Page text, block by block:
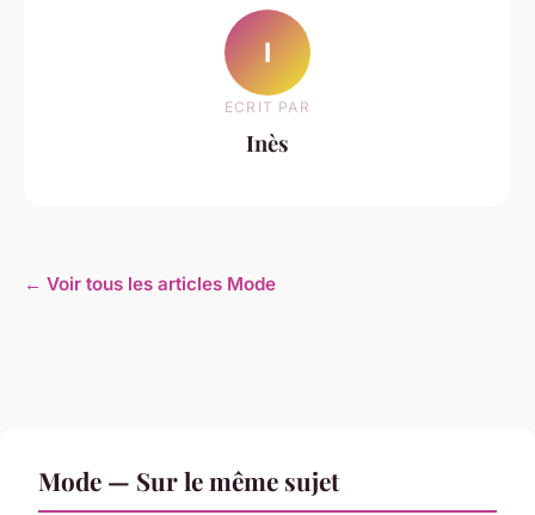
I
ECRIT PAR
Inès
← Voir tous les articles Mode
Mode — Sur le même sujet